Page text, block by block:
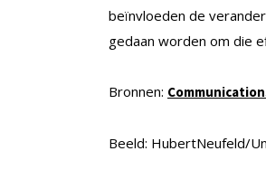
beïnvloeden de
gedaan worden om die
Bronnen:
Beeld: HubertNeufeld/